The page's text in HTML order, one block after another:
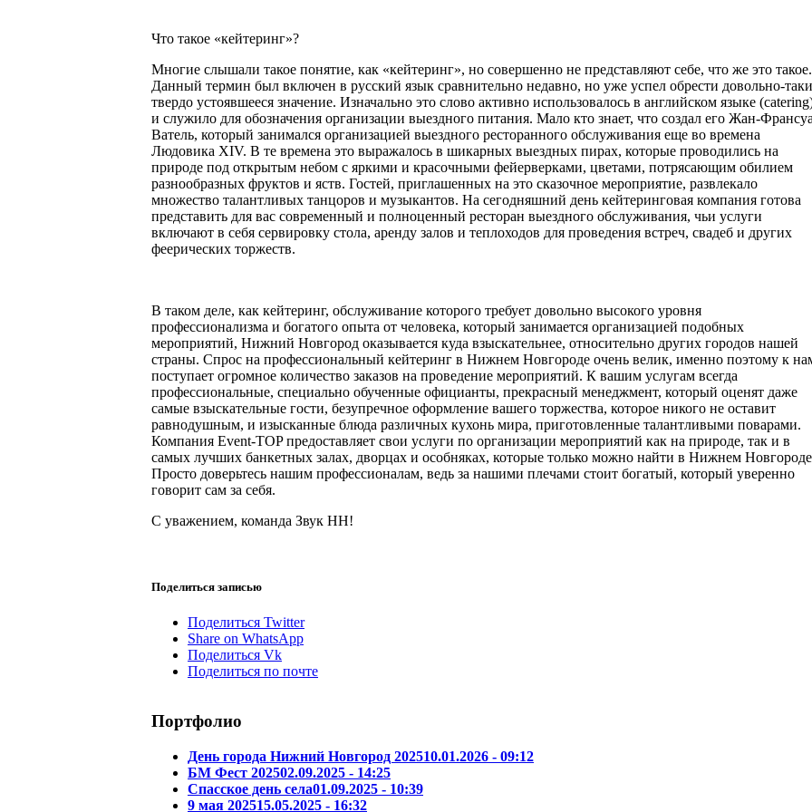
Что такое «кейтеринг»?
Многие слышали такое понятие, как «кейтеринг», но совершенно не представляют себе, что же это такое.
Данный термин был включен в русский язык сравнительно недавно, но уже успел обрести довольно-таки
твердо устоявшееся значение. Изначально это слово активно использовалось в английском языке
и служило для обозначения организации выездного питания. Мало кто знает, что создал его Жан-Франсуа
Ватель, который занимался организацией выездного ресторанного обслуживания еще во времена
Людовика XIV. В те времена это выражалось в шикарных выездных пирах, которые проводились на
природе под открытым небом с яркими и красочными фейерверками, цветами, потрясающим обилием
разнообразных фруктов и яств. Гостей, приглашенных на это сказочное мероприятие, развлекало
множество талантливых танцоров и музыкантов. На сегодняшний день кейтеринговая компания готова
представить для вас современный и полноценный ресторан выездного обслуживания, чьи услуги
включают в себя сервировку стола, аренду залов и теплоходов для проведения встреч, свадеб и других
феерических торжеств.
В таком деле, как кейтеринг, обслуживание которого требует довольно высокого уровня
профессионализма и богатого опыта от человека, который занимается организацией подобных
мероприятий, Нижний Новгород оказывается куда взыскательнее, относительно других городов нашей
страны. Спрос на профессиональный кейтеринг в Нижнем Новгороде очень велик, именно поэтому к
поступает огромное количество заказов на проведение мероприятий. К вашим услугам всегда
профессиональные, специально обученные официанты, прекрасный менеджмент, который оценят даже
самые взыскательные гости, безупречное оформление вашего торжества, которое никого не оставит
равнодушным, и изысканные блюда различных кухонь мира, приготовленные талантливыми поварами.
Компания Event-TOP предоставляет свои услуги по организации мероприятий как на природе, так и в
самых лучших банкетных залах, дворцах и особняках, которые только можно найти в Нижнем
Просто доверьтесь нашим профессионалам, ведь за нашими плечами стоит богатый, который уверенно
говорит сам за себя.
С уважением, команда Звук НН!
Поделиться записью
Поделиться Twitter
Share on WhatsApp
Поделиться Vk
Поделиться по почте
Портфолио
День города Нижний Новгород 202510.01.2026 - 09:12
БМ Фест 202502.09.2025 - 14:25
Спасское день села01.09.2025 - 10:39
9 мая 202515.05.2025 - 16:32